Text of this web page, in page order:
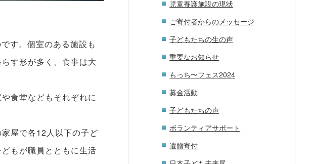
す。個室のある施設も
す形が多く、食事は大
食堂などもそれぞれに
屋で各12人以下の子ど
もが職員とともに生活
児童養護施設の現状
ご寄付者からのメッセージ
子どもたちの生の声
重要なお知らせ
もっち〜フェス2024
募金活動
子どもたちの声
ボランティアサポート
遺贈寄付